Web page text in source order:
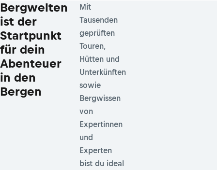
Bergwelten
ist der
Startpunkt
für dein
Abenteuer
in den
Bergen
Mit
Tausenden
geprüften
Touren,
Hütten und
Unterkünften
sowie
Bergwissen
von
Expertinnen
und
Experten
bist du ideal